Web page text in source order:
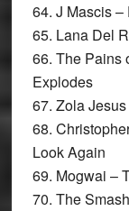
64. J Mascis –
65. Lana Del
66. The Pains
Explodes
67. Zola
68.
Look Again
69. Mogwai –
70. The